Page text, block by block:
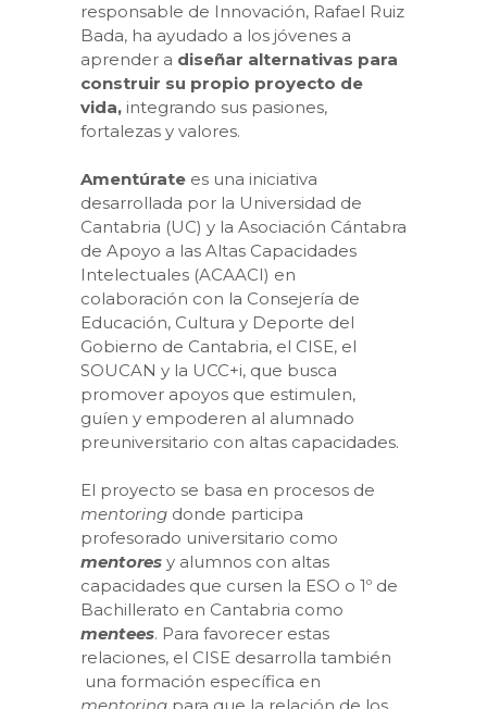
responsable de Innovación, Rafael Ruiz
Bada, ha ayudado a los jóvenes a
aprender a diseñar alternativas para
construir su propio proyecto de
vida, integrando sus pasiones,
fortalezas y valores.
Amentúrate es una iniciativa
desarrollada por la Universidad de
Cantabria (UC) y la Asociación Cántabra
de Apoyo a las Altas Capacidades
Intelectuales (ACAACI) en
colaboración con la Consejería de
Educación, Cultura y Deporte del
Gobierno de Cantabria, el CISE, el
SOUCAN y la UCC+i, que busca
promover apoyos que estimulen,
guíen y empoderen al alumnado
preuniversitario con altas capacidades.
El proyecto se basa en procesos de
mentoring donde participa
profesorado universitario como
mentores y alumnos con altas
capacidades que cursen la ESO o 1º de
Bachillerato en Cantabria como
mentees. Para favorecer estas
relaciones, el CISE desarrolla también
una formación específica en